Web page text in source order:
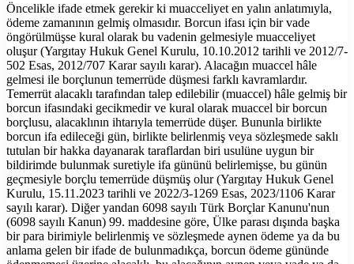
Öncelikle ifade etmek gerekir ki muacceliyet en yalın anlatımıyla,
ödeme zamanının gelmiş olmasıdır. Borcun ifası için bir vade
öngörülmüşse kural olarak bu vadenin gelmesiyle muacceliyet
oluşur (Yargıtay Hukuk Genel Kurulu, 10.10.2012 tarihli ve 2012/7-
502 Esas, 2012/707 Karar sayılı karar). Alacağın muaccel hâle
gelmesi ile borçlunun temerrüde düşmesi farklı kavramlardır.
Temerrüt alacaklı tarafından talep edilebilir (muaccel) hâle gelmiş bir
borcun ifasındaki gecikmedir ve kural olarak muaccel bir borcun
borçlusu, alacaklının ihtarıyla temerrüde düşer. Bununla birlikte
borcun ifa edileceği gün, birlikte belirlenmiş veya sözleşmede saklı
tutulan bir hakka dayanarak taraflardan biri usulüne uygun bir
bildirimde bulunmak suretiyle ifa gününü belirlemişse, bu günün
geçmesiyle borçlu temerrüde düşmüş olur (Yargıtay Hukuk Genel
Kurulu, 15.11.2023 tarihli ve 2022/3-1269 Esas, 2023/1106 Karar
sayılı karar). Diğer yandan 6098 sayılı Türk Borçlar Kanunu'nun
(6098 sayılı Kanun) 99. maddesine göre, Ülke parası dışında başka
bir para birimiyle belirlenmiş ve sözleşmede aynen ödeme ya da bu
anlama gelen bir ifade de bulunmadıkça, borcun ödeme gününde